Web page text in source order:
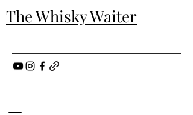
The Whisky Waiter